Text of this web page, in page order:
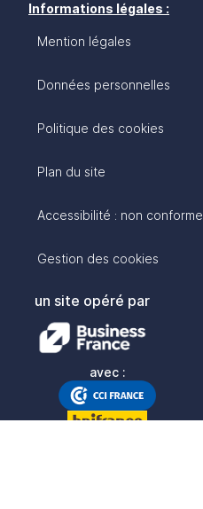
Informations légales :
Mention légales
Données personnelles
Politique des cookies
Plan du site
Accessibilité : non conforme
Gestion des cookies
un site opéré par
avec :